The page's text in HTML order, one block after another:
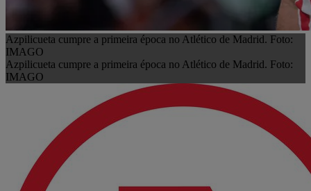
Azpilicueta cumpre a primeira época no Atlético de Madrid. Foto:
IMAGO
Azpilicueta cumpre a primeira época no Atlético de Madrid. Foto:
IMAGO